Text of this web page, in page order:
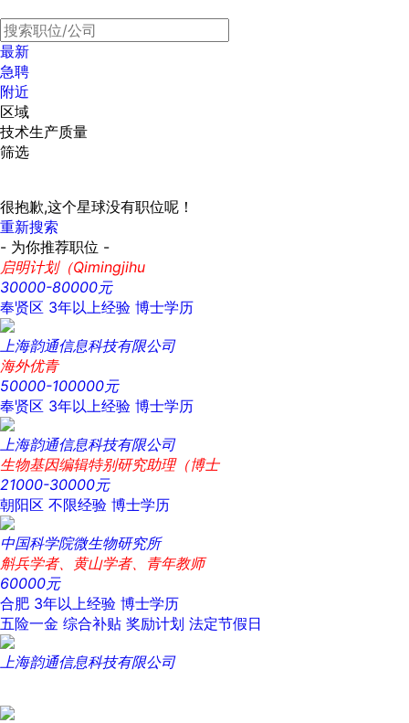
最新
急聘
附近
区域
技术生产质量
筛选
很抱歉,这个星球没有职位呢！
重新搜索
- 为你推荐职位 -
启明计划（Qimingjihu
30000-80000元
奉贤区 3年以上经验 博士学历
上海韵通信息科技有限公司
海外优青
50000-100000元
奉贤区 3年以上经验 博士学历
上海韵通信息科技有限公司
生物基因编辑特别研究助理（博士
21000-30000元
朝阳区 不限经验 博士学历
中国科学院微生物研究所
斛兵学者、黄山学者、青年教师
60000元
合肥 3年以上经验 博士学历
五险一金 综合补贴 奖励计划 法定节假日
上海韵通信息科技有限公司